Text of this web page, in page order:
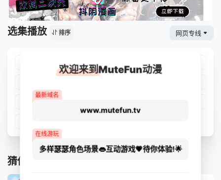
选集播放 排序 网页专线
第02集
第09集
猜你喜欢
欢迎来到MuteFun动漫
最新域名
www.mutefun.tv
在线游玩
多样瑟瑟角色场景👄互动游戏💗待你体验!🌟